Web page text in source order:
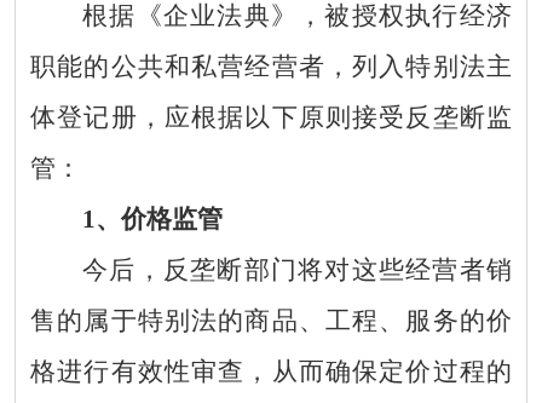
根据《企业法典》，被授权执行经济
职能的公共和私营经营者，列入特别法主
体登记册，应根据以下原则接受反垄断监
管：
1、价格监管
今后，反垄断部门将对这些经营者销
售的属于特别法的商品、工程、服务的价
格进行有效性审查，从而确保定价过程的